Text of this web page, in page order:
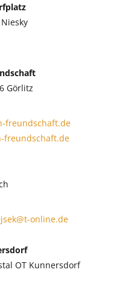
Görlitz
freundschaft.de
freundschaft.de
online.de
OT Kunnersdorf